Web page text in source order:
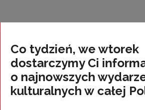
Co tydzień, we wtorek
dostarczymy Ci
o najnowszych
kulturalnych w całej